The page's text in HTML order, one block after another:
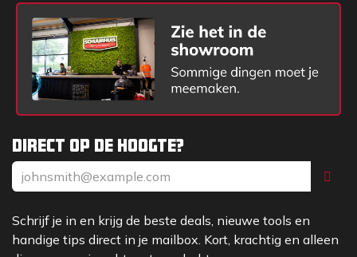
Direct op de hoogte?
Schrijf je in en krijg de beste deals, nieuwe tools en
handige tips direct in je mailbox. Kort, krachtig en alleen